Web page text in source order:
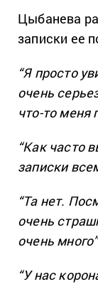
Цыбанева
записки ее
“Я просто
очень
что-то меня
“Как часто
записки
“Та нет.
очень
очень много”
“У нас